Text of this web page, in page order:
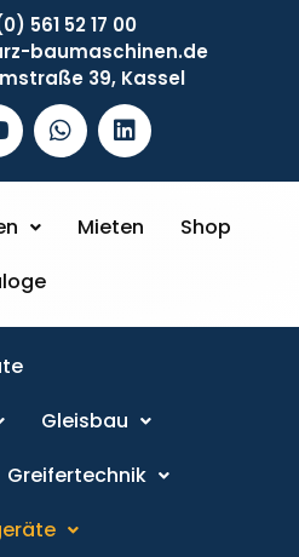
561 52 17 00
baumaschinen.de
39, Kassel
Mieten
Shop
Gleisbau
Greifertechnik